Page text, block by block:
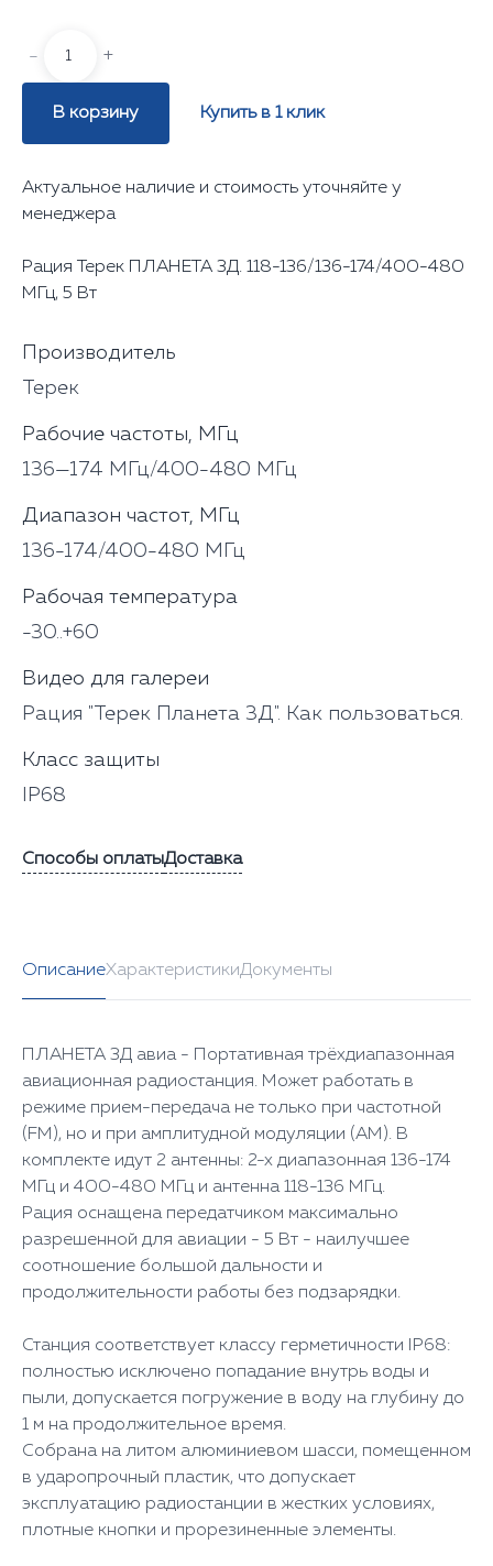
- +
В корзину Купить в 1 клик
Актуальное наличие и стоимость уточняйте у
менеджера
Рация Терек ПЛАНЕТА 3Д. 118-136/136-174/400-480
МГц, 5 Вт
Производитель
Терек
Рабочие частоты, МГц
136—174 МГц/400-480 МГц
Диапазон частот, МГц
136-174/400-480 МГц
Рабочая температура
-30..+60
Видео для галереи
Рация "Терек Планета 3Д". Как пользоваться.
Класс защиты
IP68
Способы оплатыДоставка
ОписаниеХарактеристикиДокументы
ПЛАНЕТА 3Д авиа - Портативная трёхдиапазонная
авиационная радиостанция. Может работать в
режиме прием-передача не только при частотной
(FM), но и при амплитудной модуляции (АМ). В
комплекте идут 2 антенны: 2-х диапазонная 136-174
МГц и 400-480 МГц и антенна 118-136 МГц.
Рация оснащена передатчиком максимально
разрешенной для авиации - 5 Вт - наилучшее
соотношение большой дальности и
продолжительности работы без подзарядки.
Станция соответствует классу герметичности IP68:
полностью исключено попадание внутрь воды и
пыли, допускается погружение в воду на глубину до
1 м на продолжительное время.
Собрана на литом алюминиевом шасси, помещенном
в ударопрочный пластик, что допускает
эксплуатацию радиостанции в жестких условиях,
плотные кнопки и прорезиненные элементы.